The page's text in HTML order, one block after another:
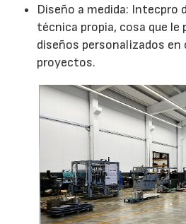
Diseño a medida: Intecpro
técnica propia, cosa que
diseños personalizados en
proyectos.